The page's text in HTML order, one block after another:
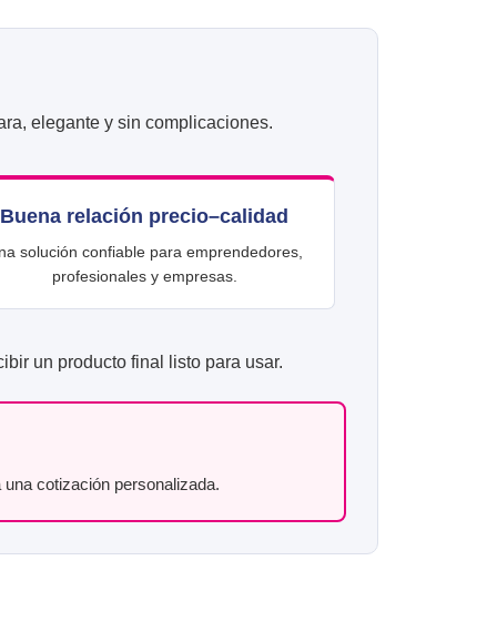
elegante y sin complicaciones.
Buena relación precio–calidad
solución confiable para emprendedores,
profesionales y empresas.
un producto final listo para usar.
una cotización personalizada.